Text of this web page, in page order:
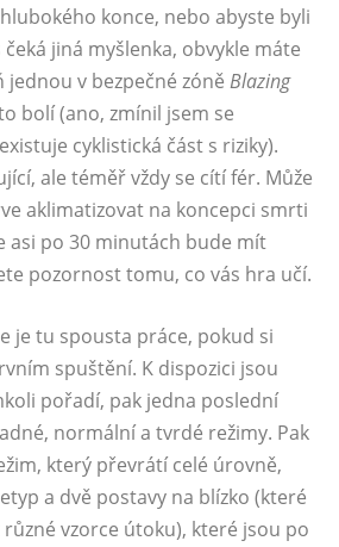
konce, nebo abyste byli
jiná myšlenka, obvykle máte
jednou v bezpečné zóně Blazing
bolí (ano, zmínil jsem se
cyklistická část s riziky).
ale téměř vždy se cítí fér. Může
aklimatizovat na koncepci smrti
asi po 30 minutách bude mít
pozornost tomu, co vás hra učí.
je tu spousta práce, pokud si
spuštění. K dispozici jsou
pořadí, pak jedna poslední
normální a tvrdé režimy. Pak
který převrátí celé úrovně,
a dvě postavy na blízko (které
vzorce útoku), které jsou po